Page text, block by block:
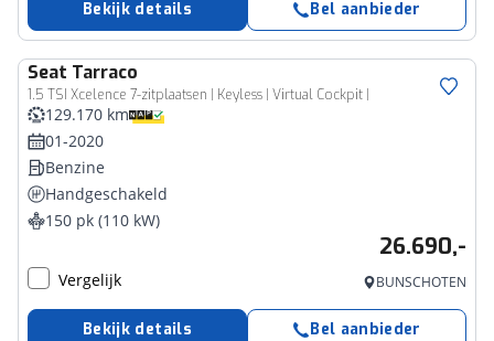
Bekijk details Bel aanbieder
Seat Tarraco
1.5 TSI Xcelence 7-zitplaatsen | Keyless | Virtual Cockpit |
129.170 km
01-2020
Benzine
Handgeschakeld
150 pk (110 kW)
26.690,-
Vergelijk BUNSCHOTEN
Bekijk details Bel aanbieder